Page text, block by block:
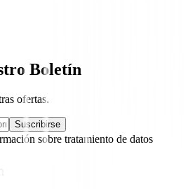
Boletín
ofertas.
Suscribirse
sobre tratamiento de datos